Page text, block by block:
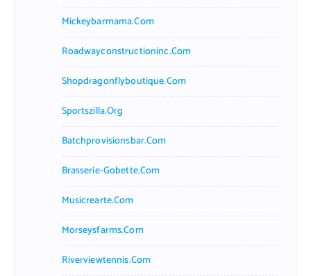
Mickeybarmama.com
Roadwayconstructioninc.com
Shopdragonflyboutique.com
Sportszilla.org
Batchprovisionsbar.com
Brasserie-Gobette.com
Musicrearte.com
Morseysfarms.com
Riverviewtennis.com